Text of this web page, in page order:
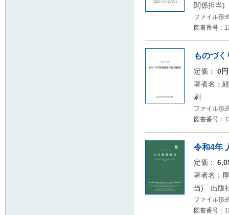
関係担当)
ファイル形
図書番号：
ものづ
定価：
0
著者名：
刷
ファイル形
図書番号：
令和4年
定価：
著者名：
当) 出版
ファイル形
図書番号：